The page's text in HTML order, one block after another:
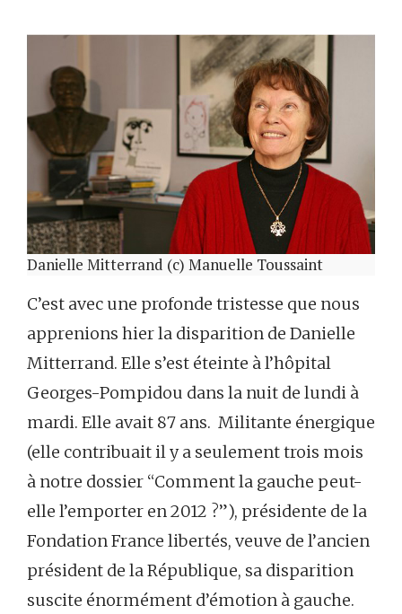
Danielle Mitterrand (c) Manuelle Toussaint
C’est avec une profonde tristesse que nous
apprenions hier la disparition de Danielle
Mitterrand. Elle s’est éteinte à l’hôpital
Georges-Pompidou dans la nuit de lundi à
mardi. Elle avait 87 ans. Militante énergique
(elle contribuait il y a seulement trois mois
à notre dossier “Comment la gauche peut-
elle l’emporter en 2012 ?”), présidente de la
Fondation France libertés, veuve de l’ancien
président de la République, sa disparition
suscite énormément d’émotion à gauche.